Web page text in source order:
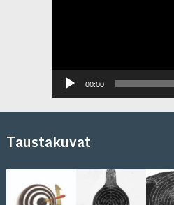
00:00
Taustakuvat